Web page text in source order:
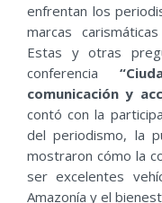
enfrentan los
marcas
Estas y otras
conferencia
comunicación y
contó con la
del periodismo, la
mostraron cómo la
ser excelentes
Amazonía y el